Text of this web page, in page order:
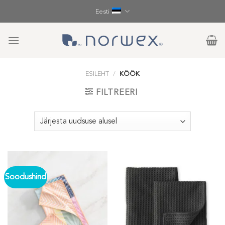
Eesti
ESILEHT / KÖÖK
FILTREERI
Soodushind